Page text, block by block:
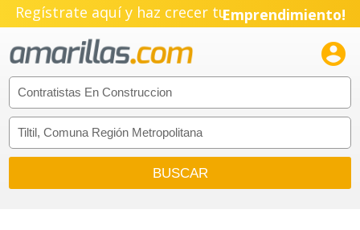
Regístrate aquí y haz crecer tuEmprendimiento!
